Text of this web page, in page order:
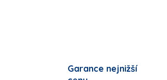
Garance nejnižší